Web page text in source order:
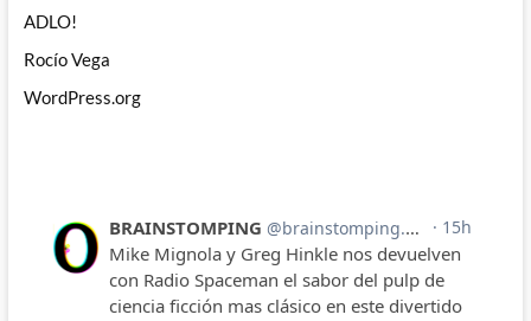
ADLO!
Rocío Vega
WordPress.org